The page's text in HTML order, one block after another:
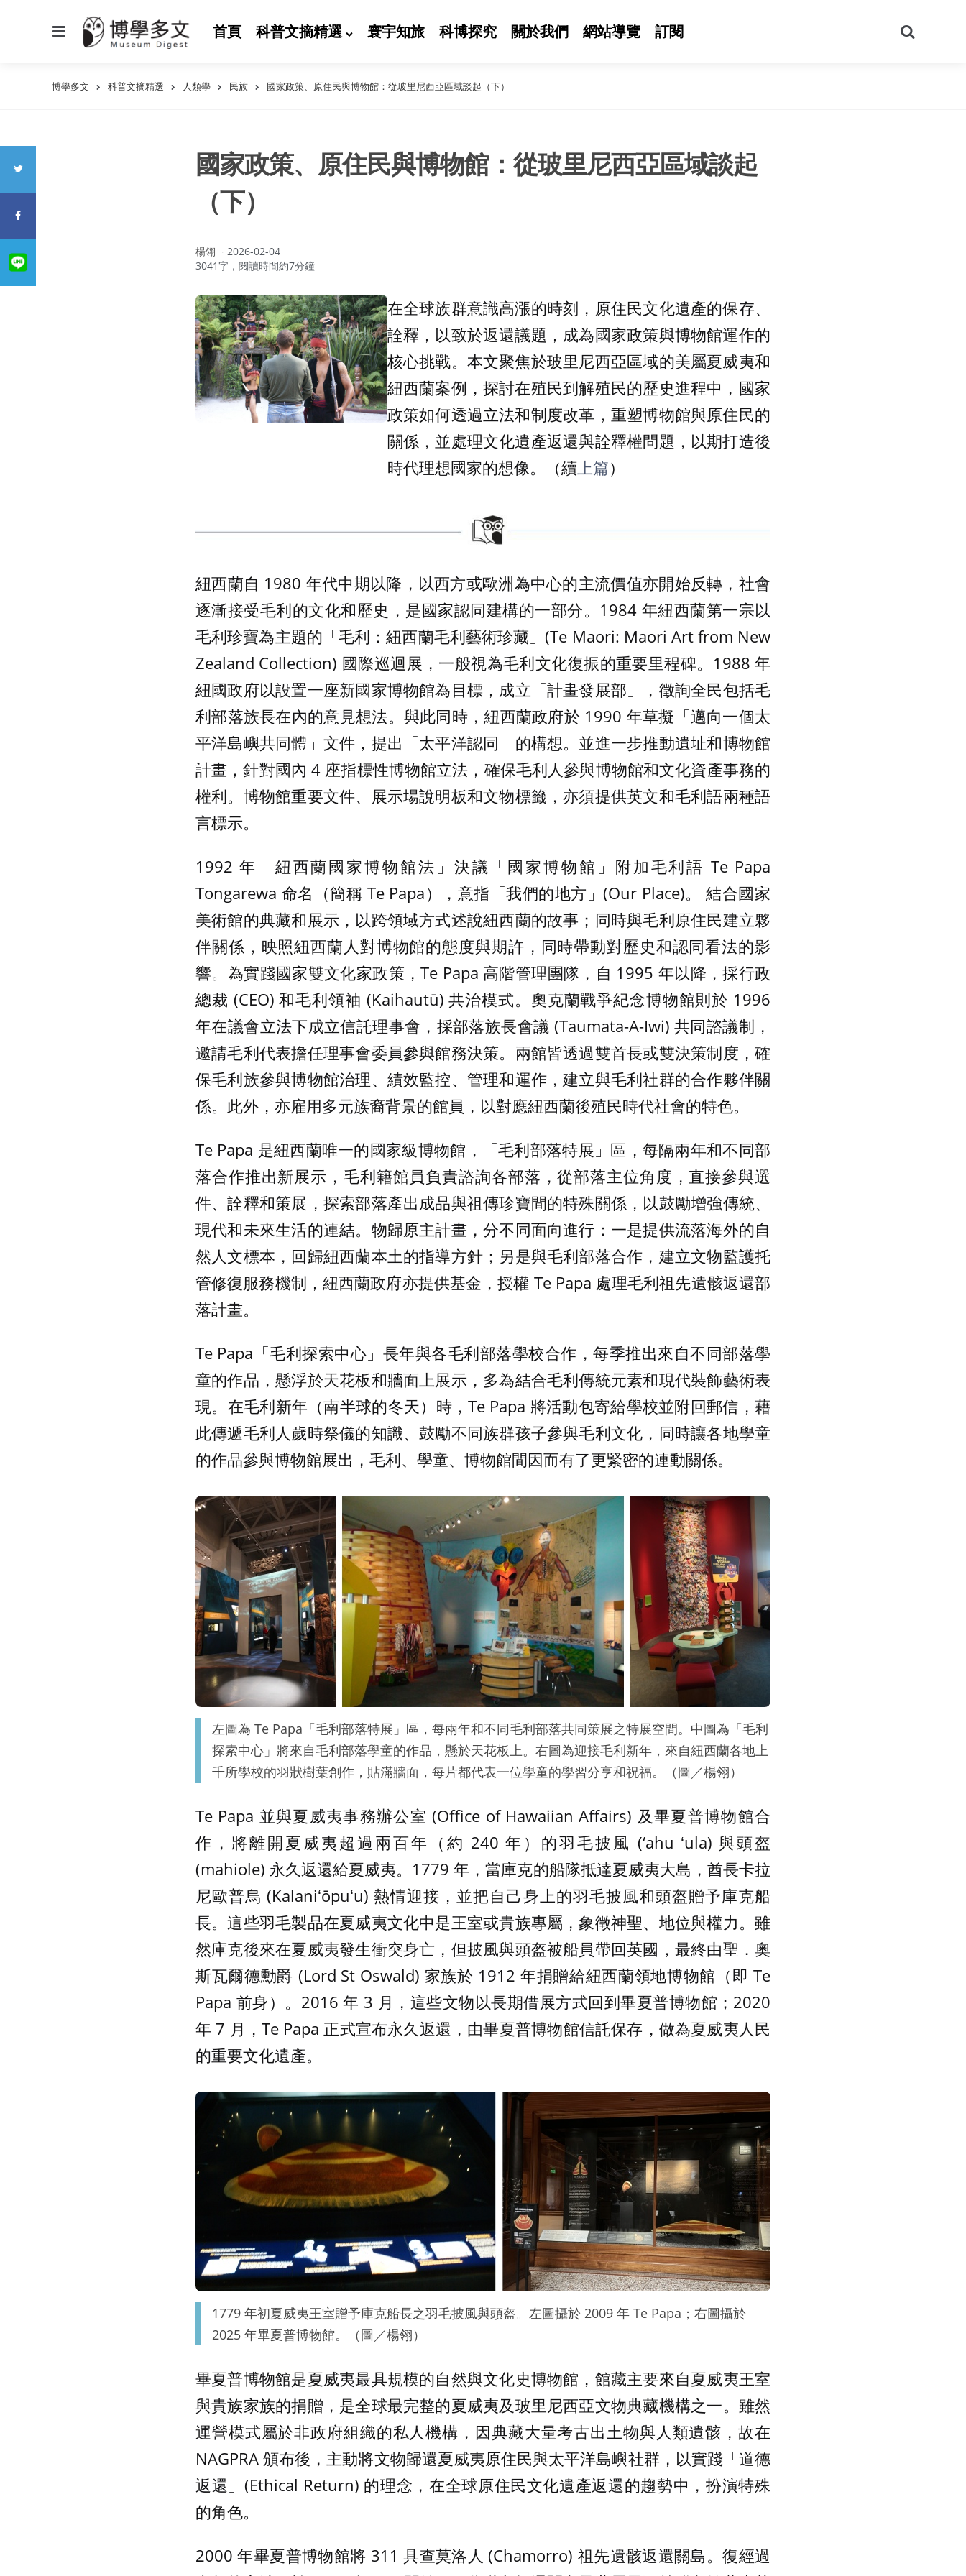
首頁 科普文摘精選 寰宇知旅 科博探究 關於我們 網站導覽 訂閱
尋
博學多文 科普文摘精選 人類學 民族 國家政策、原住民與博物館：從玻里尼西亞區域談起（下）
國家政策、原住民與博物館：從玻里尼西亞區域談起
（下）
作
者：
楊翎
2026-02-04
3041字，閱讀時間約7分鐘
在全球族群意識高漲的時刻，原住民文化遺產的保存、
詮釋，以致於返還議題，成為國家政策與博物館運作的
核心挑戰。本文聚焦於玻里尼西亞區域的美屬夏威夷和
紐西蘭案例，探討在殖民到解殖民的歷史進程中，國家
政策如何透過立法和制度改革，重塑博物館與原住民的
關係，並處理文化遺產返還與詮釋權問題，以期打造後
時代理想國家的想像。（續上篇）
紐西蘭自 1980 年代中期以降，以西方或歐洲為中心的主流價值亦開始反轉，社會
逐漸接受毛利的文化和歷史，是國家認同建構的一部分。1984 年紐西蘭第一宗以
毛利珍寶為主題的「毛利：紐西蘭毛利藝術珍藏」(Te Maori: Maori Art from New
Zealand Collection) 國際巡迴展，一般視為毛利文化復振的重要里程碑。1988 年
紐國政府以設置一座新國家博物館為目標，成立「計畫發展部」，徵詢全民包括毛
利部落族長在內的意見想法。與此同時，紐西蘭政府於 1990 年草擬「邁向一個太
平洋島嶼共同體」文件，提出「太平洋認同」的構想。並進一步推動遺址和博物館
計畫，針對國內 4 座指標性博物館立法，確保毛利人參與博物館和文化資產事務的
權利。博物館重要文件、展示場說明板和文物標籤，亦須提供英文和毛利語兩種語
言標示。
1992 年「紐西蘭國家博物館法」決議「國家博物館」附加毛利語 Te Papa
Tongarewa 命名（簡稱 Te Papa），意指「我們的地方」(Our Place)。 結合國家
美術館的典藏和展示，以跨領域方式述說紐西蘭的故事；同時與毛利原住民建立夥
伴關係，映照紐西蘭人對博物館的態度與期許，同時帶動對歷史和認同看法的影
響。為實踐國家雙文化家政策，Te Papa 高階管理團隊，自 1995 年以降，採行政
總裁 (CEO) 和毛利領袖 (Kaihautū) 共治模式。奧克蘭戰爭紀念博物館則於 1996
年在議會立法下成立信託理事會，採部落族長會議 (Taumata-A-Iwi) 共同諮議制，
邀請毛利代表擔任理事會委員參與館務決策。兩館皆透過雙首長或雙決策制度，確
保毛利族參與博物館治理、績效監控、管理和運作，建立與毛利社群的合作夥伴關
係。此外，亦雇用多元族裔背景的館員，以對應紐西蘭後殖民時代社會的特色。
Te Papa 是紐西蘭唯一的國家級博物館，「毛利部落特展」區，每隔兩年和不同部
落合作推出新展示，毛利籍館員負責諮詢各部落，從部落主位角度，直接參與選
件、詮釋和策展，探索部落產出成品與祖傳珍寶間的特殊關係，以鼓勵增強傳統、
現代和未來生活的連結。物歸原主計畫，分不同面向進行：一是提供流落海外的自
然人文標本，回歸紐西蘭本土的指導方針；另是與毛利部落合作，建立文物監護托
管修復服務機制，紐西蘭政府亦提供基金，授權 Te Papa 處理毛利祖先遺骸返還部
落計畫。
Te Papa「毛利探索中心」長年與各毛利部落學校合作，每季推出來自不同部落學
童的作品，懸浮於天花板和牆面上展示，多為結合毛利傳統元素和現代裝飾藝術表
現。在毛利新年（南半球的冬天）時，Te Papa 將活動包寄給學校並附回郵信，藉
此傳遞毛利人歲時祭儀的知識、鼓勵不同族群孩子參與毛利文化，同時讓各地學童
的作品參與博物館展出，毛利、學童、博物館間因而有了更緊密的連動關係。
左圖為 Te Papa「毛利部落特展」區，每兩年和不同毛利部落共同策展之特展空間。中圖為「毛利
探索中心」將來自毛利部落學童的作品，懸於天花板上。右圖為迎接毛利新年，來自紐西蘭各地上
千所學校的羽狀樹葉創作，貼滿牆面，每片都代表一位學童的學習分享和祝福。（圖／楊翎）
Te Papa 並與夏威夷事務辦公室 (Office of Hawaiian Affairs) 及畢夏普博物館合
作，將離開夏威夷超過兩百年（約 240 年）的羽毛披風 (‘ahu ʻula) 與頭盔
(mahiole) 永久返還給夏威夷。1779 年，當庫克的船隊抵達夏威夷大島，酋長卡拉
尼歐普烏 (Kalaniʻōpuʻu) 熱情迎接，並把自己身上的羽毛披風和頭盔贈予庫克船
長。這些羽毛製品在夏威夷文化中是王室或貴族專屬，象徵神聖、地位與權力。雖
然庫克後來在夏威夷發生衝突身亡，但披風與頭盔被船員帶回英國，最終由聖．奧
斯瓦爾德勳爵 (Lord St Oswald) 家族於 1912 年捐贈給紐西蘭領地博物館（即 Te
Papa 前身）。2016 年 3 月，這些文物以長期借展方式回到畢夏普博物館；2020
年 7 月，Te Papa 正式宣布永久返還，由畢夏普博物館信託保存，做為夏威夷人民
的重要文化遺產。
1779 年初夏威夷王室贈予庫克船長之羽毛披風與頭盔。左圖攝於 2009 年 Te Papa；右圖攝於
2025 年畢夏普博物館。（圖／楊翎）
畢夏普博物館是夏威夷最具規模的自然與文化史博物館，館藏主要來自夏威夷王室
與貴族家族的捐贈，是全球最完整的夏威夷及玻里尼西亞文物典藏機構之一。雖然
運營模式屬於非政府組織的私人機構，因典藏大量考古出土物與人類遺骸，故在
NAGPRA 頒布後，主動將文物歸還夏威夷原住民與太平洋島嶼社群，以實踐「道德
返還」(Ethical Return) 的理念，在全球原住民文化遺產返還的趨勢中，扮演特殊
的角色。
2000 年畢夏普博物館將 311 具查莫洛人 (Chamorro) 祖先遺骸返還關島。復經過